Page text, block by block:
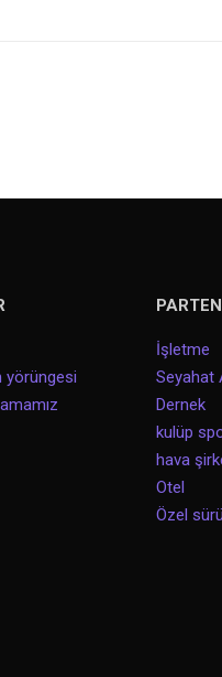
yörüngesi
İşletme
Seyahat
Dernek
kulüp
hava
Otel
Özel